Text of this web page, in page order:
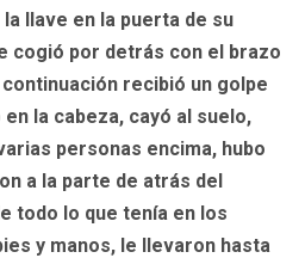
llave en la puerta de su
cogió por detrás con el brazo
recibió un golpe
la cabeza, cayó al suelo,
personas encima, hubo
a la parte de atrás del
todo lo que tenía en los
y manos, le llevaron hasta